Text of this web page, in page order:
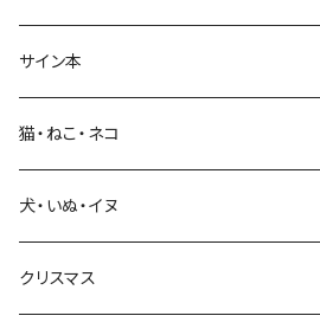
生活・暮らし
芸術・絵画・写真
サイン本
猫・ねこ・ネコ
犬・いぬ・イヌ
クリスマス